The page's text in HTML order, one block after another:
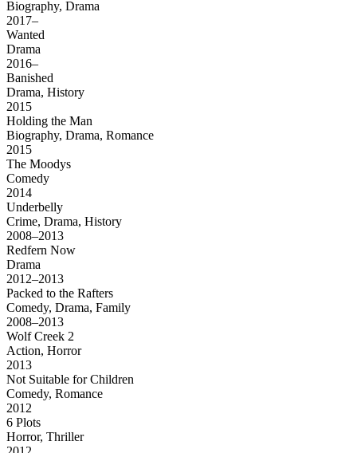
Biography, Drama
2017–
Wanted
Drama
2016–
Banished
Drama, History
2015
Holding the Man
Biography, Drama, Romance
2015
The Moodys
Comedy
2014
Underbelly
Crime, Drama, History
2008–2013
Redfern Now
Drama
2012–2013
Packed to the Rafters
Comedy, Drama, Family
2008–2013
Wolf Creek 2
Action, Horror
2013
Not Suitable for Children
Comedy, Romance
2012
6 Plots
Horror, Thriller